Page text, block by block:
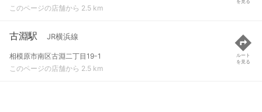
このページの店舗から 2.5 km
古淵駅 JR横浜線
相模原市南区古淵二丁目19-1
このページの店舗から 2.5 km
ルート
を見る